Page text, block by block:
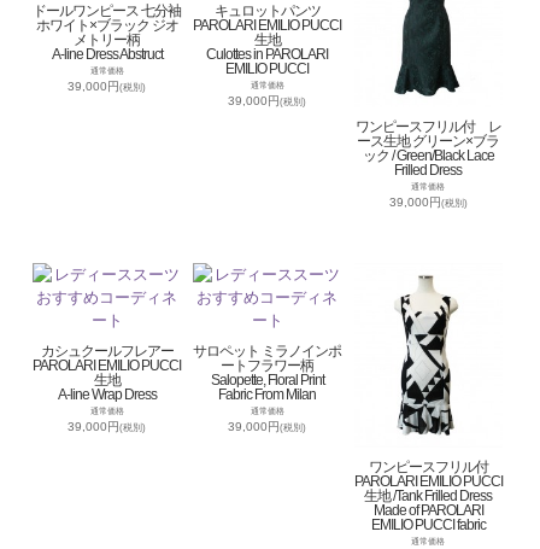
ドールワンピース 七分袖
ホワイト×ブラック ジオ
メトリー柄
A-line Dress Abstruct
通常価格
39,000円(税別)
キュロットパンツ
PAROLARI EMILIO PUCCI
生地
Culottes in PAROLARI
EMILIO PUCCI
通常価格
39,000円(税別)
ワンピースフリル付 レ
ース生地 グリーン×ブラ
ック / Green/Black Lace
Frilled Dress
通常価格
39,000円(税別)
カシュクールフレアー
PAROLARI EMILIO PUCCI
生地
A-line Wrap Dress
通常価格
39,000円(税別)
サロペット ミラノインポ
ートフラワー柄
Salopette, Floral Print
Fabric From Milan
通常価格
39,000円(税別)
ワンピースフリル付
PAROLARI EMILIO PUCCI
生地 /Tank Frilled Dress
Made of PAROLARI
EMILIO PUCCI fabric
通常価格